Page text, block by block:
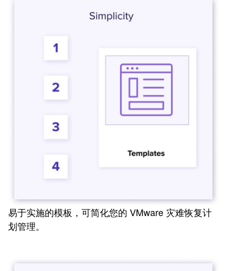
易于实施的模板，可简化您的 VMware 灾难恢复计
划管理。